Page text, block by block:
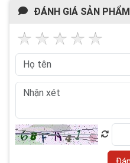
ĐÁNH GIÁ SẢN PHẨM